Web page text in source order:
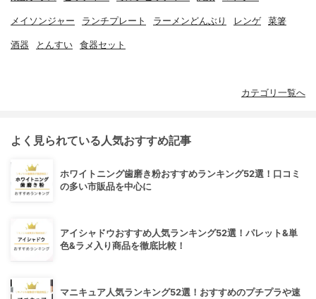
メイソンジャー ランチプレート ラーメンどんぶり レンゲ 菜箸
酒器 とんすい 食器セット
カテゴリ一覧へ
よく見られている人気おすすめ記事
ホワイトニング歯磨き粉おすすめランキング52選！口コミ
の多い市販品を中心に
アイシャドウおすすめ人気ランキング52選！パレット&単
色&ラメ入り商品を徹底比較！
マニキュア人気ランキング52選！おすすめのプチプラや速